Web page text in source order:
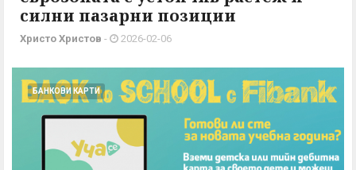
силни пазарни позиции
Христо Христов - 2026-02-06
БАНКОВИ КАРТИ